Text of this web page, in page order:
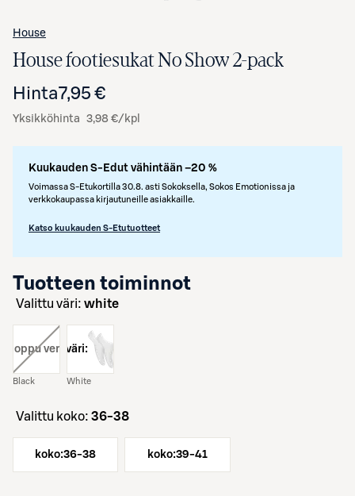
House
House footiesukat No Show 2-pack
Hinta7,95 €
Yksikköhinta 3,98 €/kpl
Kuukauden S-Edut vähintään –20 %
Voimassa S-Etukortilla 30.8. asti Sokoksella, Sokos Emotionissa ja
verkkokaupassa kirjautuneille asiakkaille.
Katso kuukauden S-Etutuotteet
Tuotteen toiminnot
Valittu väri: white
, loppu verkosta
Black
väri:
White
Valittu koko: 36-38
koko:36-38 koko:39-41